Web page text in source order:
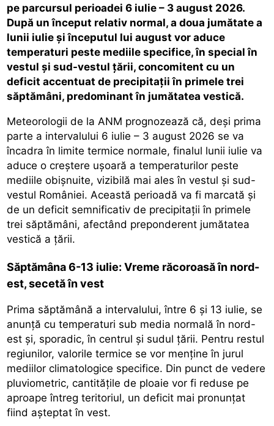
pe parcursul perioadei 6 iulie – 3 august 2026.
După un început relativ normal, a doua jumătate a
lunii iulie și începutul lui august vor aduce
temperaturi peste mediile specifice, în special în
vestul și sud-vestul țării, concomitent cu un
deficit accentuat de precipitații în primele trei
săptămâni, predominant în jumătatea vestică.
Meteorologii de la ANM prognozează că, deși prima
parte a intervalului 6 iulie – 3 august 2026 se va
încadra în limite termice normale, finalul lunii iulie va
aduce o creștere ușoară a temperaturilor peste
mediile obișnuite, vizibilă mai ales în vestul și sud-
vestul României. Această perioadă va fi marcată și
de un deficit semnificativ de precipitații în primele
trei săptămâni, afectând preponderent jumătatea
vestică a țării.
Săptămâna 6-13 iulie: Vreme răcoroasă în nord-
est, secetă în vest
Prima săptămână a intervalului, între 6 și 13 iulie, se
anunță cu temperaturi sub media normală în nord-
est și, sporadic, în centrul și sudul țării. Pentru restul
regiunilor, valorile termice se vor menține în jurul
mediilor climatologice specifice. Din punct de vedere
pluviometric, cantitățile de ploaie vor fi reduse pe
aproape întreg teritoriul, un deficit mai pronunțat
fiind așteptat în vest.